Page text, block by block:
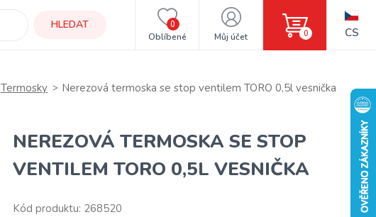
HLEDAT
Oblíbené
0
Můj účet 0 CS
Termosky Nerezová termoska se stop ventilem TORO 0,5l vesnička
NEREZOVÁ TERMOSKA SE STOP
VENTILEM TORO 0,5L VESNIČKA
Kód produktu: 268520